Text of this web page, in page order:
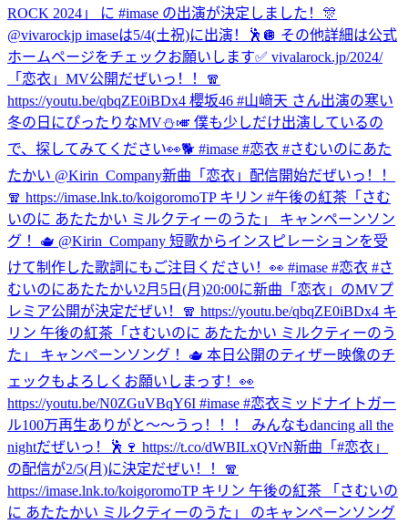
ROCK 2024」 に #imase の出演が決定しました！🎊
@vivarockjp imaseは5/4(土祝)に出演！🕺🪩 その他詳細は公式
ホームページをチェックお願いします✅ vivalarock.jp/2024/
「恋衣」MV公開だぜいっ！！🧣
https://youtu.be/qbqZE0iBDx4 櫻坂46 #山﨑天 さん出演の寒い
冬の日にぴったりなMV⛄️🎺 僕も少しだけ出演しているの
で、探してみてください👀🐕 #imase #恋衣 #さむいのにあた
たかい @Kirin_Company新曲「恋衣」配信開始だぜいっ！！
🧣 https://imase.lnk.to/koigoromoTP キリン #午後の紅茶「さむ
いのに あたたかい ミルクティーのうた」 キャンペーンソン
グ ！🫖 @Kirin_Company 短歌からインスピレーションを受
けて制作した歌詞にもご注目ください！👀 #imase #恋衣 #さ
むいのにあたたかい2月5日(月)20:00に新曲「恋衣」のMVプ
レミア公開が決定だぜい！🧣 https://youtu.be/qbqZE0iBDx4 キ
リン 午後の紅茶「さむいのに あたたかい ミルクティーのう
た」 キャンペーンソング ！🫖 本日公開のティザー映像のチ
ェックもよろしくお願いしまっす！👀
https://youtu.be/N0ZGuVBqY6I #imase #恋衣ミッドナイトガー
ル100万再生ありがと〜〜うっ！！！ みんなもdancing all the
nightだぜいっ！🕺🍷 https://t.co/dWBILxQVrN新曲「#恋衣」
の配信が2/5(月)に決定だぜい！！🧣
https://imase.lnk.to/koigoromoTP キリン 午後の紅茶 「さむいの
に あたたかい ミルクティーのうた」 のキャンペーンソング